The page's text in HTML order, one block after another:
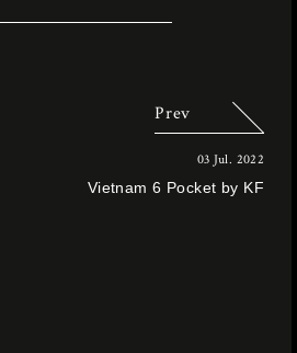
Prev
03 Jul. 2022
Vietnam 6 Pocket by KF